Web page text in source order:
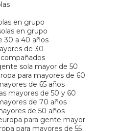
en grupo
en grupo
30 a 40 años
de 30
sola mayor de 50
para mayores de 60
de 65 años
mayores de 50 y 60
de 70 años
de 50 años
para gente mayor
para mayores de 55